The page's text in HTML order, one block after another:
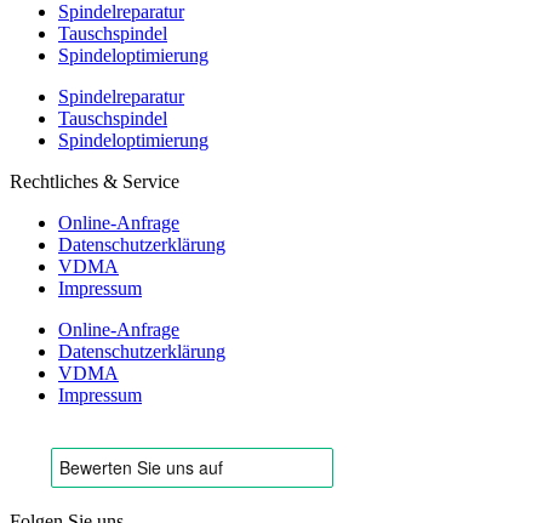
Spindelreparatur
Tauschspindel
Spindeloptimierung
Spindelreparatur
Tauschspindel
Spindeloptimierung
Rechtliches & Service
Online-Anfrage
Datenschutzerklärung
VDMA
Impressum
Online-Anfrage
Datenschutzerklärung
VDMA
Impressum